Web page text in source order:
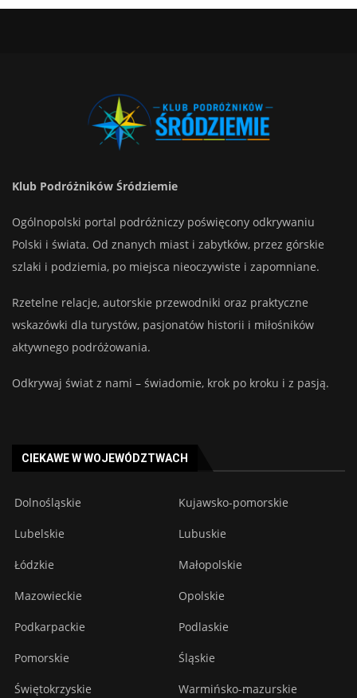
Klub Podróżników Śródziemie
Ogólnopolski portal podróżniczy poświęcony odkrywaniu
Polski i świata. Od znanych miast i zabytków, przez górskie
szlaki i podziemia, po miejsca nieoczywiste i zapomniane.
Rzetelne relacje, autorskie przewodniki oraz praktyczne
wskazówki dla turystów, pasjonatów historii i miłośników
aktywnego podróżowania.
Odkrywaj świat z nami – świadomie, krok po kroku i z pasją.
CIEKAWE W WOJEWÓDZTWACH
Dolnośląskie Kujawsko-pomorskie
Lubelskie Lubuskie
Łódzkie Małopolskie
Mazowieckie Opolskie
Podkarpackie Podlaskie
Pomorskie Śląskie
Świętokrzyskie Warmińsko-mazurskie